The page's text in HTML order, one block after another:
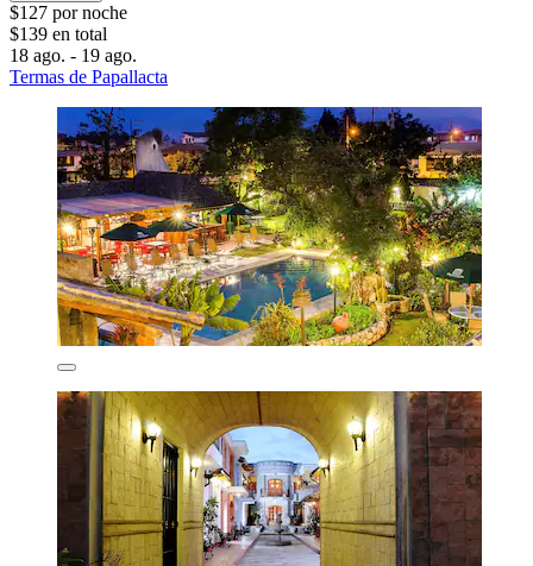
$127 por noche
$139 en total
18 ago. - 19 ago.
Termas de Papallacta